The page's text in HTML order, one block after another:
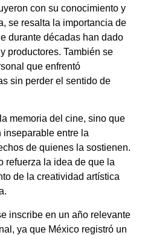
con su conocimiento y
se resalta la importancia de
durante décadas han dado
productores. También se
que enfrentó
sin perder el sentido de
memoria del cine, sino que
inseparable entre la
de quienes la sostienen.
refuerza la idea de que la
de la creatividad artística
inscribe en un año relevante
ya que México registró un